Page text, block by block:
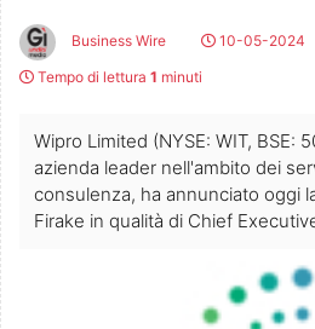
Business Wire
10-05-2024
Tempo di lettura 1 minuti
Wipro Limited (NYSE: WIT, BSE:
azienda leader nell'ambito dei
consulenza, ha annunciato oggi
Firake in qualità di Chief